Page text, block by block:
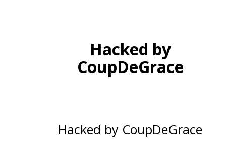
Hacked by
CoupDeGrace
Hacked by CoupDeGrace